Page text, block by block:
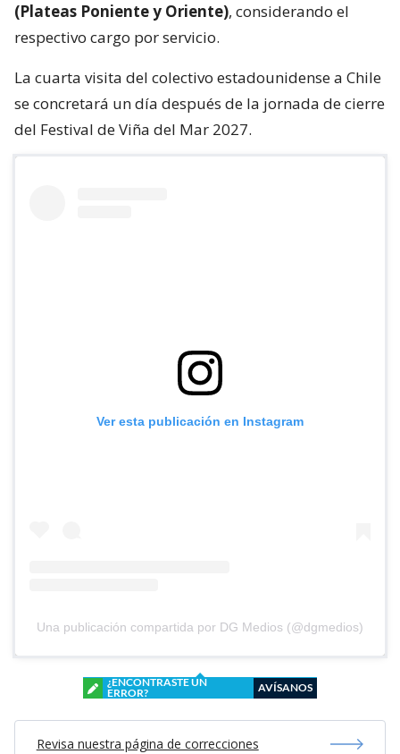
(Plateas Poniente y Oriente), considerando el
respectivo cargo por servicio.
La cuarta visita del colectivo estadounidense a Chile
se concretará un día después de la jornada de cierre
del Festival de Viña del Mar 2027.
Ver esta publicación en Instagram
Una publicación compartida por DG Medios (@dgmedios)
¿ENCONTRASTE UN
ERROR?
AVÍSANOS
Revisa nuestra página de correcciones